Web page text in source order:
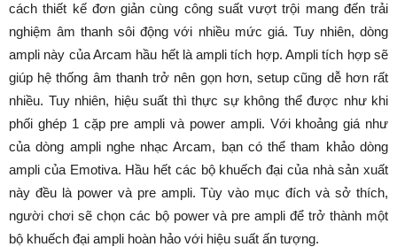
cách thiết kế đơn giản cùng công suất vượt trội mang đến trải
nghiệm âm thanh sôi động với nhiều mức giá. Tuy nhiên, dòng
ampli này của Arcam hầu hết là ampli tích hợp. Ampli tích hợp sẽ
giúp hệ thống âm thanh trở nên gọn hơn, setup cũng dễ hơn rất
nhiều. Tuy nhiên, hiệu suất thì thực sự không thể được như khi
phối ghép 1 cặp pre ampli và power ampli. Với khoảng giá như
của dòng ampli nghe nhạc Arcam, bạn có thể tham khảo dòng
ampli của Emotiva. Hầu hết các bộ khuếch đại của nhà sản xuất
này đều là power và pre ampli. Tùy vào mục đích và sở thích,
người chơi sẽ chọn các bộ power và pre ampli để trở thành một
bộ khuếch đại ampli hoàn hảo với hiệu suất ấn tượng.